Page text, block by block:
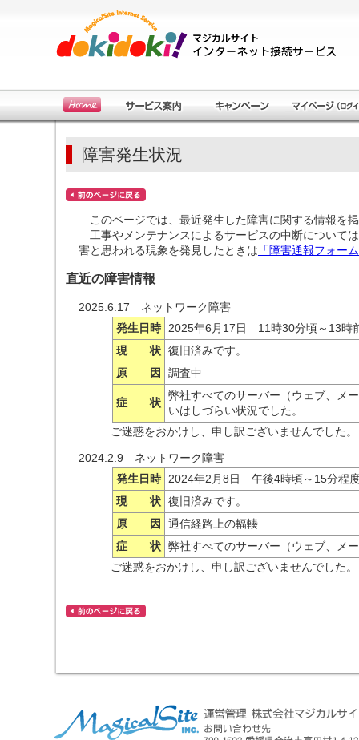
障害発生状況
このページでは、最近発生した障害に関する情報を
工事やメンテナンスによるサービスの中断については
害と思われる現象を発見したときは 「障害通報フォー
直近の障害情報
2025.6.17 ネットワーク障害
発生日時
2025年6月17日 11時30分頃～13時
現 状 復旧済みです。
原 因
調査中
症 状
弊社すべてのサーバー（ウェブ、メ
いはしづらい状況でした。
ご迷惑をおかけし、申し訳ございませんでした。
2024.2.9 ネットワーク障害
発生日時
2024年2月8日 午後4時頃～15分程
現 状 復旧済みです。
原 因
通信経路上の輻輳
症 状 弊社すべてのサーバー（ウェブ、メ
ご迷惑をおかけし、申し訳ございませんでした。